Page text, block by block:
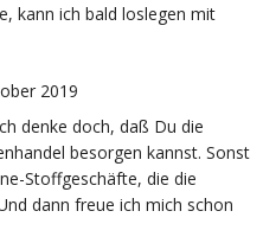
kann ich bald loslegen mit
2019
denke doch, daß Du die
besorgen kannst. Sonst
Stoffgeschäfte, die die
dann freue ich mich schon